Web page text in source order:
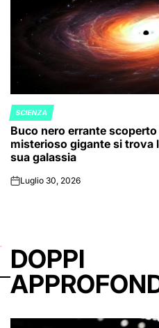
POSTED
IN
SCIENZA
Buco nero errante
misterioso gigante si trova
sua galassia
onLuglio 30, 2026
DOPPI